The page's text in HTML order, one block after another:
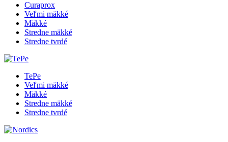
Curaprox
Veľmi mäkké
Mäkké
Stredne mäkké
Stredne tvrdé
TePe
Veľmi mäkké
Mäkké
Stredne mäkké
Stredne tvrdé